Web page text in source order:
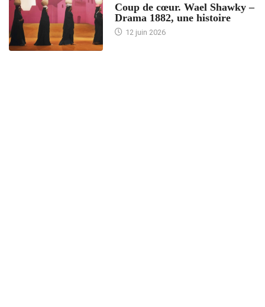
Coup de cœur. Wael Shawky –
Drama 1882, une histoire
12 juin 2026